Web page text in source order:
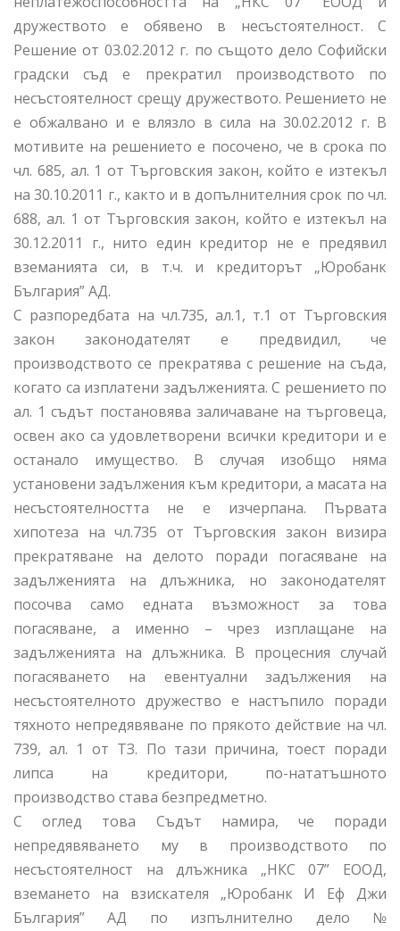
дружеството е обявено в несъстоятелност. С
Решение от 03.02.2012 г. по същото дело Софийски
градски съд е прекратил производството по
несъстоятелност срещу дружеството. Решението не
е обжалвано и е влязло в сила на 30.02.2012 г. В
мотивите на решението е посочено, че в срока по
чл. 685, ал. 1 от Търговския закон, който е изтекъл
на 30.10.2011 г., както и в допълнителния срок по чл.
688, ал. 1 от Търговския закон, който е изтекъл на
30.12.2011 г., нито един кредитор не е предявил
вземанията си, в т.ч. и кредиторът „Юробанк
България” АД.
С разпоредбата на чл.735, ал.1, т.1 от Търговския
закон законодателят е предвидил, че
производството се прекратява с решение на съда,
когато са изплатени задълженията. С решението по
ал. 1 съдът постановява заличаване на търговеца,
освен ако са удовлетворени всички кредитори и е
останало имущество. В случая изобщо няма
установени задължения към кредитори, а масата на
несъстоятелността не е изчерпана. Първата
хипотеза на чл.735 от Търговския закон визира
прекратяване на делото поради погасяване на
задълженията на длъжника, но законодателят
посочва само едната възможност за това
погасяване, а именно – чрез изплащане на
задълженията на длъжника. В процесния случай
погасяването на евентуални задължения на
несъстоятелното дружество е настъпило поради
тяхното непредявяване по прякото действие на чл.
739, ал. 1 от ТЗ. По тази причина, тоест поради
липса на кредитори, по-нататъшното
производство става безпредметно.
С оглед това Съдът намира, че поради
непредявяването му в производството по
несъстоятелност на длъжника „НКС 07” ЕООД,
вземането на взискателя „Юробанк И Еф Джи
България” АД по изпълнително дело №